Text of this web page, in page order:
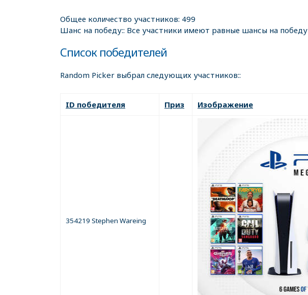
Общее количество участников: 499
Шанс на победу:: Все участники имеют равные шансы на победу
Список победителей
Random Picker выбрал следующих участников::
ID победителя Приз Изображение
354219 Stephen Wareing